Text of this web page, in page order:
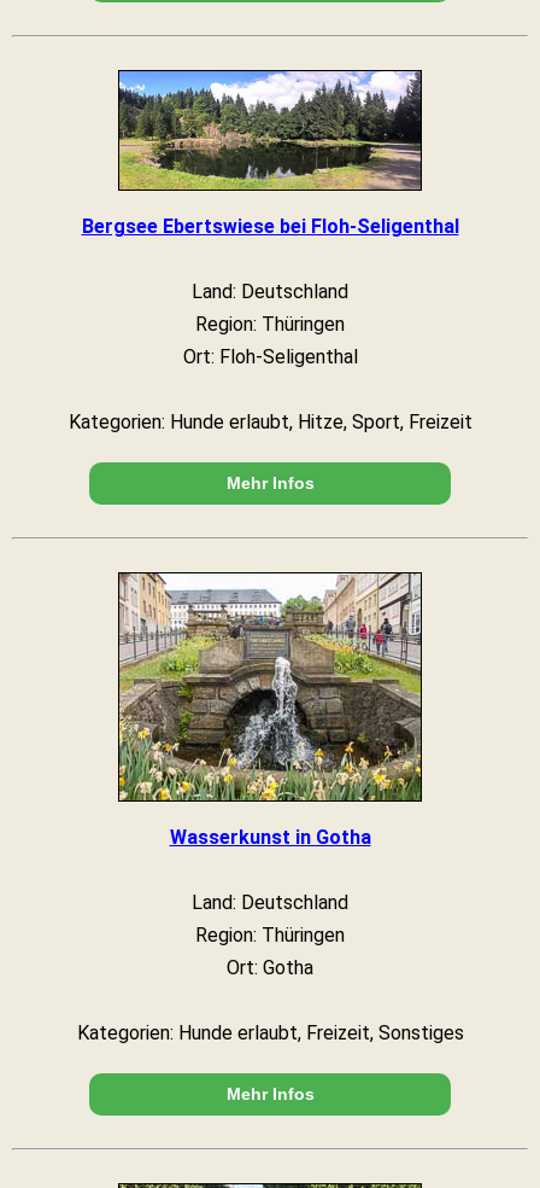
Bergsee Ebertswiese bei Floh-Seligenthal
Land: Deutschland
Region: Thüringen
Ort: Floh-Seligenthal
Kategorien: Hunde erlaubt, Hitze, Sport, Freizeit
Mehr Infos
Wasserkunst in Gotha
Land: Deutschland
Region: Thüringen
Ort: Gotha
Kategorien: Hunde erlaubt, Freizeit, Sonstiges
Mehr Infos